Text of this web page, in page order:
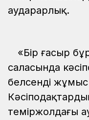
аударарлық.
«Бір ғасыр
саласында
белсенді жұмыс
теміржолдағы